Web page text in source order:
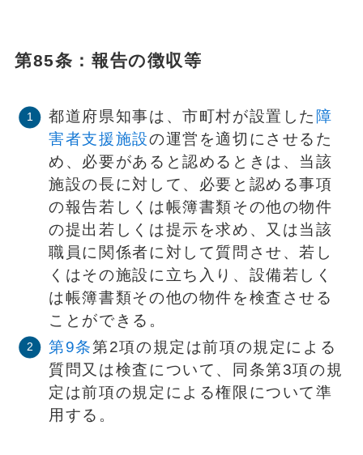
第85条：報告の徴収等
都道府県知事は、市町村が設置した 障
害者支援施設の運営を適切にさせるた
め、必要があると認めるときは、当該
施設の長に対して、必要と認める事項
の報告若しくは帳簿書類その他の物件
の提出若しくは提示を求め、又は当該
職員に関係者に対して質問させ、若し
くはその施設に立ち入り、設備若しく
は帳簿書類その他の物件を検査させる
ことができる。
第9条第2項の規定は前項の規定による
質問又は検査について、同条第3項の規
定は前項の規定による権限について準
用する。